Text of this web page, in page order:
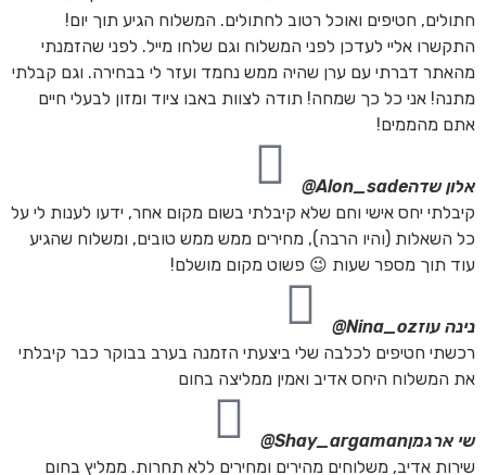
חתולים, חטיפים ואוכל רטוב לחתולים. המשלוח הגיע תוך יום!
התקשרו אליי לעדכן לפני המשלוח וגם שלחו מייל. לפני שהזמנתי
מהאתר דברתי עם ערן שהיה ממש נחמד ועזר לי בבחירה. וגם קבלתי
מתנה! אני כל כך שמחה! תודה לצוות באבו ציוד ומזון לבעלי חיים
אתם מהממים!
אלון שדהAlon_sade@
קיבלתי יחס אישי וחם שלא קיבלתי בשום מקום אחר, ידעו לענות לי על
כל השאלות (והיו הרבה), מחירים ממש ממש טובים, ומשלוח שהגיע
עוד תוך מספר שעות 😉 פשוט מקום מושלם!
נינה עוזNina_oz@
רכשתי חטיפים לכלבה שלי ביצעתי הזמנה בערב בבוקר כבר קיבלתי
את המשלוח היחס אדיב ואמין ממליצה בחום
שי ארגמןShay_argaman@
שירות אדיב, משלוחים מהירים ומחירים ללא תחרות. ממליץ בחום